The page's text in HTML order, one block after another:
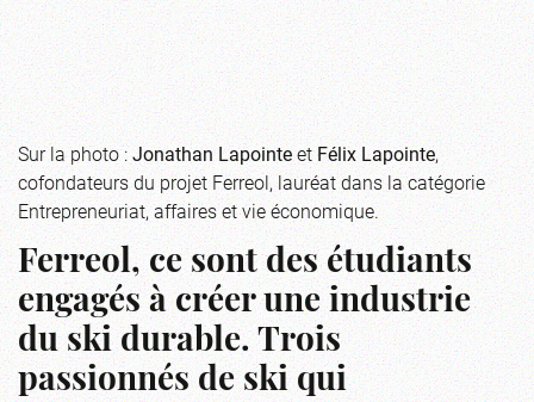
Sur la photo :Jonathan LapointeetFélix Lapointe,
cofondateurs du projet Ferreol, lauréat dans la catégorie
Entrepreneuriat, affaires et vie économique.
Ferreol, ce sont des étudiants
engagés à créer une industrie
du ski durable. Trois
passionnés de ski qui